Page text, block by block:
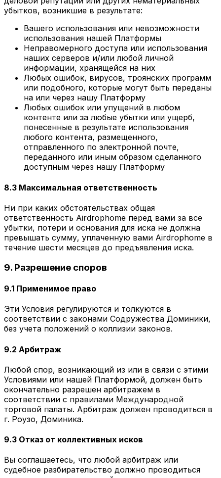
убытков, возникшие в результате:
Вашего использования или невозможности
использования нашей Платформы
Неправомерного доступа или использования
наших серверов и/или любой личной
информации, хранящейся на них
Любых ошибок, вирусов, троянских программ
или подобного, которые могут быть переданы
на или через нашу Платформу
Любых ошибок или упущений в любом
контенте или за любые убытки или ущерб,
понесенные в результате использования
любого контента, размещенного,
отправленного по электронной почте,
переданного или иным образом сделанного
доступным через нашу Платформу
8.3 Максимальная ответственность
Ни при каких обстоятельствах общая
ответственность Airdrophome перед вами за все
убытки, потери и основания для иска не должна
превышать сумму, уплаченную вами Airdrophome в
течение шести месяцев до предъявления иска.
9. Разрешение споров
9.1 Применимое право
Эти Условия регулируются и толкуются в
соответствии с законами Содружества Доминики,
без учета положений о коллизии законов.
9.2 Арбитраж
Любой спор, возникающий из или в связи с этими
Условиями или нашей Платформой, должен быть
окончательно разрешен арбитражем в
соответствии с правилами Международной
торговой палаты. Арбитраж должен проводиться в
г. Роузо, Доминика.
9.3 Отказ от коллективных исков
Вы соглашаетесь, что любой арбитраж или
судебное разбирательство должно проводиться